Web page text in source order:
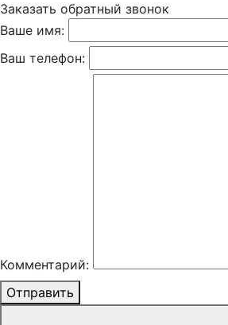
Заказать обратный звонок
Ваше имя:
Ваш телефон:
Комментарий:
Отправить